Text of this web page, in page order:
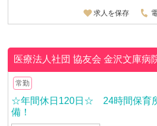
求人を保存
医療法人社団 協友会金沢文庫病
常勤
☆年間休日120日☆ 24時間保育
備！